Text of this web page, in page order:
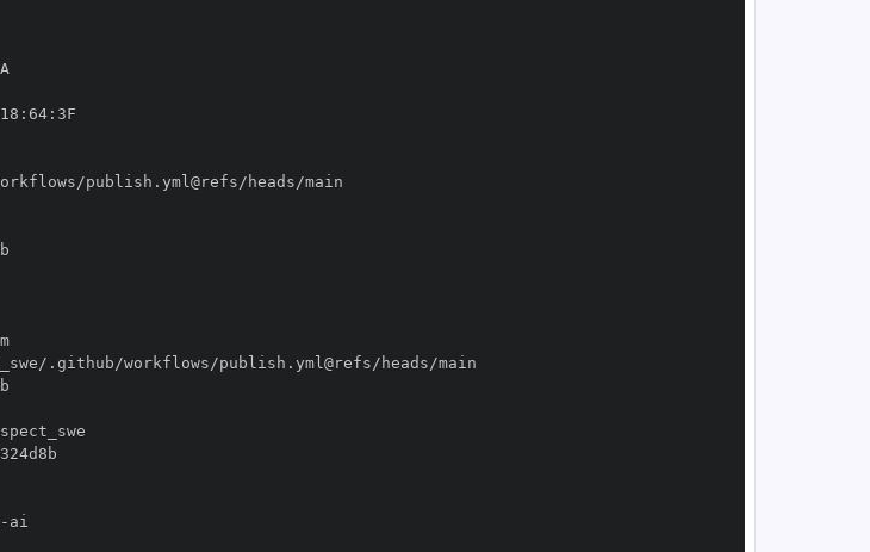
18 : 64:
//token.actions.githubusercontent.com
-